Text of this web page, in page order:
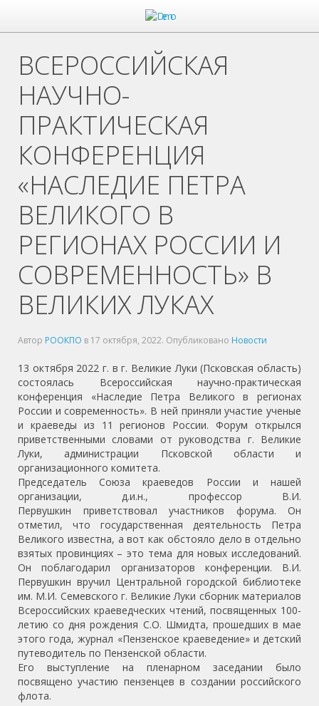
ВСЕРОССИЙСКАЯ
НАУЧНО-
ПРАКТИЧЕСКАЯ
КОНФЕРЕНЦИЯ
«НАСЛЕДИЕ ПЕТРА
ВЕЛИКОГО В
РЕГИОНАХ РОССИИ И
СОВРЕМЕННОСТЬ» В
ВЕЛИКИХ ЛУКАХ
Автор РООКПО в 17 октября, 2022. Опубликовано Новости
13 октября 2022 г. в г. Великие Луки (Псковская область)
состоялась Всероссийская научно-практическая
конференция «Наследие Петра Великого в регионах
России и современность». В ней приняли участие ученые
и краеведы из 11 регионов России. Форум открылся
приветственными словами от руководства г. Великие
Луки, администрации Псковской области и
организационного комитета.
Председатель Союза краеведов России и нашей
организации, д.и.н., профессор В.И.
Первушкин приветствовал участников форума. Он
отметил, что государственная деятельность Петра
Великого известна, а вот как обстояло дело в отдельно
взятых провинциях – это тема для новых исследований.
Он поблагодарил организаторов конференции. В.И.
Первушкин вручил Центральной городской библиотеке
им. М.И. Семевского г. Великие Луки сборник материалов
Всероссийских краеведческих чтений, посвященных 100-
летию со дня рождения С.О. Шмидта, прошедших в мае
этого года, журнал «Пензенское краеведение» и детский
путеводитель по Пензенской области.
Его выступление на пленарном заседании было
посвящено участию пензенцев в создании российского
флота.